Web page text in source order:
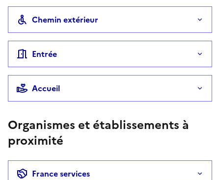
Chemin extérieur
Entrée
Accueil
Organismes et établissements à
proximité
France services